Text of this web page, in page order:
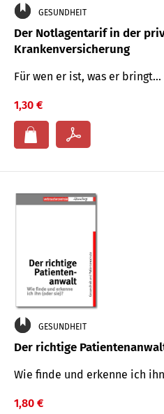
GESUNDHEIT
Der Notlagentarif in der
Krankenversicherung
Für wen er ist, was er bringt…
1,30 €
GESUNDHEIT
Der richtige
Wie finde und erkenne ich
1,80 €